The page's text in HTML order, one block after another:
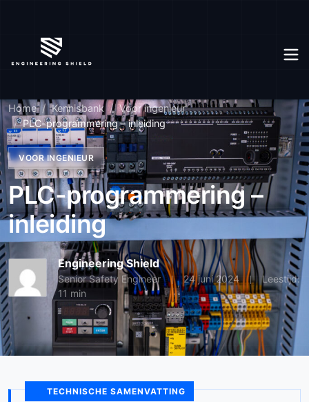
Home Kennisbank
Voor ingenieur
PLC-programmering – inleiding
VOOR INGENIEUR
PLC-programmering –
inleiding
Engineering Shield
Senior Safety Engineer 24 juni 2024
Leestijd:
11 min
TECHNISCHE SAMENVATTING